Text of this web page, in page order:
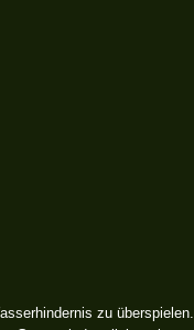
zu überspielen.